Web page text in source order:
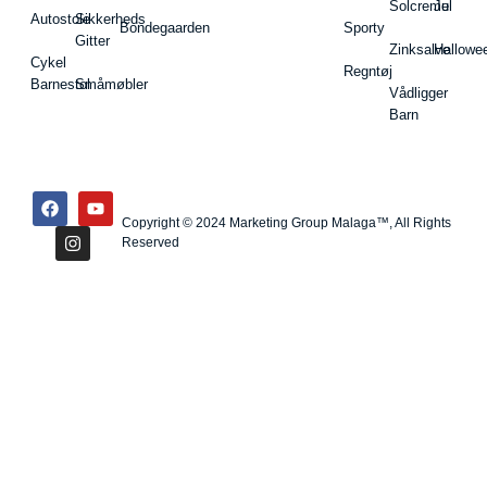
Autostole
Cykel
Barnestol
Sikkerheds
Gitter
Småmøbler
Bondegaarden Sporty
Regntøj
Solcreme
Zinksalve
Vådligger
Barn
Jul
Copyright © 2024 Marketing Group Malaga™, All Rights
Reserved